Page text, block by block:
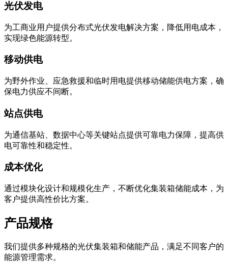
光伏发电
为工商业用户提供分布式光伏发电解决方案，降低用电成本，
实现绿色能源转型。
移动供电
为野外作业、应急救援和临时用电提供移动储能供电方案，确
保电力供应不间断。
站点供电
为通信基站、数据中心等关键站点提供可靠电力保障，提高供
电可靠性和稳定性。
成本优化
通过模块化设计和规模化生产，不断优化集装箱储能成本，为
客户提供高性价比方案。
产品规格
我们提供多种规格的光伏集装箱和储能产品，满足不同客户的
能源管理需求。